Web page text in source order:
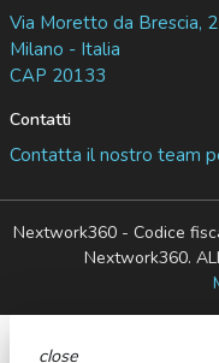
Via Moretto da Brescia,
Milano - Italia
CAP 20133
Contatti
Contatta il nostro team
Nextwork360 - Codice
Nextwork360.
close